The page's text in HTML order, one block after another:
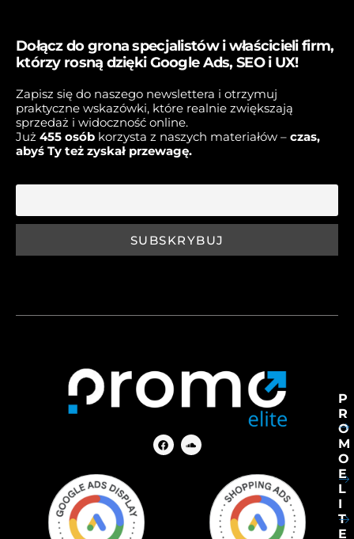
Dołącz do grona specjalistów i właścicieli firm,
którzy rosną dzięki Google Ads, SEO i UX!
Zapisz się do naszego newslettera i otrzymuj
praktyczne wskazówki, które realnie zwiększają
sprzedaż i widoczność online.
Już 455 osób korzysta z naszych materiałów – czas,
abyś Ty też zyskał przewagę.
P
R
O
M
O
E
L
I
T
E